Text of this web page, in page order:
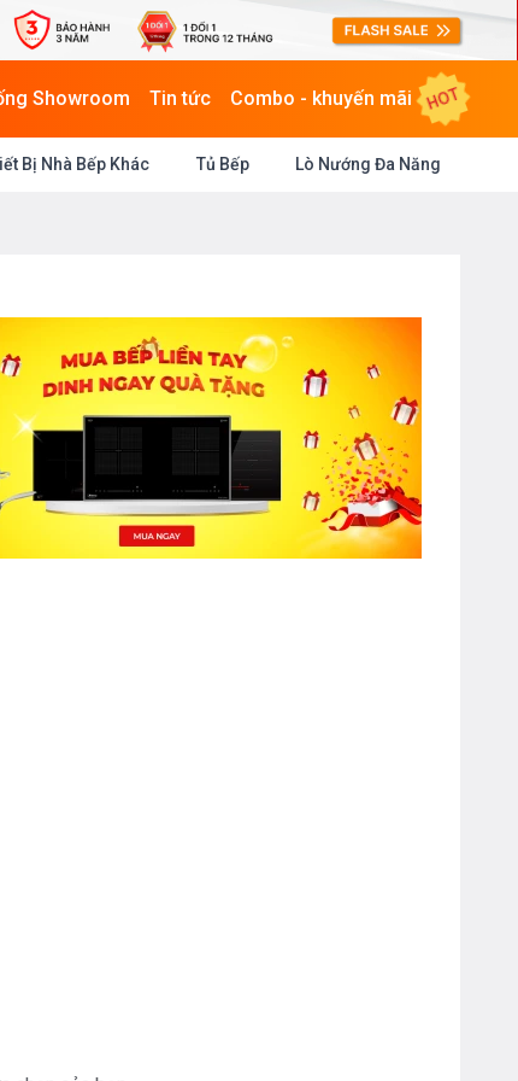
Showroom Tin tức Combo - khuyến mãi HOT
Bị Nhà Bếp Khác Tủ Bếp Lò Nướng Đa Năng